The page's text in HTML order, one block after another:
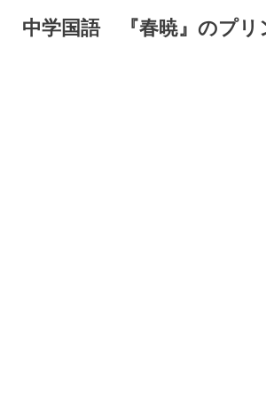
中学国語 『春暁』のプリ